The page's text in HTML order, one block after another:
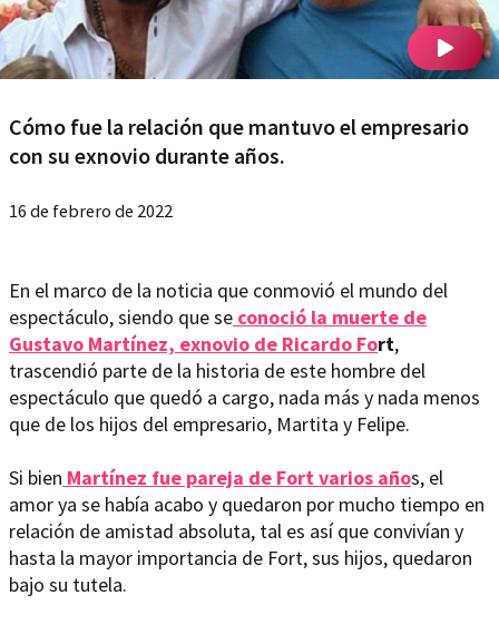
Cómo fue la relación que mantuvo el empresario
con su exnovio durante años.
16 de febrero de 2022
En el marco de la noticia que conmovió el mundo del
espectáculo, siendo que se conoció la muerte de
Gustavo Martínez, exnovio de Ricardo Fort,
trascendió parte de la historia de este hombre del
espectáculo que quedó a cargo, nada más y nada menos
que de los hijos del empresario, Martita y Felipe.
Si bien Martínez fue pareja de Fort varios años, el
amor ya se había acabo y quedaron por mucho tiempo en
relación de amistad absoluta, tal es así que convivían y
hasta la mayor importancia de Fort, sus hijos, quedaron
bajo su tutela.